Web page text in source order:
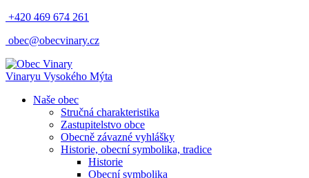
+420 469 674 261
obec@obecvinary.cz
Vinaryu Vysokého Mýta
Naše obec
Stručná charakteristika
Zastupitelstvo obce
Obecně závazné vyhlášky
Historie, obecní symbolika, tradice
Historie
Obecní symbolika